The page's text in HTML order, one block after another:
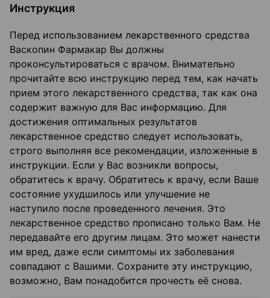
Инструкция
Перед использованием лекарственного средства
Васкопин Фармакар Вы должны
проконсультироваться с врачом. Внимательно
прочитайте всю инструкцию перед тем, как начать
прием этого лекарственного средства, так как она
содержит важную для Вас информацию. Для
достижения оптимальных результатов
лекарственное средство следует использовать,
строго выполняя все рекомендации, изложенные в
инструкции. Если у Вас возникли вопросы,
обратитесь к врачу. Обратитесь к врачу, если Ваше
состояние ухудшилось или улучшение не
наступило после проведенного лечения. Это
лекарственное средство прописано только Вам. Не
передавайте его другим лицам. Это может нанести
им вред, даже если симптомы их заболевания
совпадают с Вашими. Сохраните эту инструкцию,
возможно, Вам понадобится прочесть её снова.